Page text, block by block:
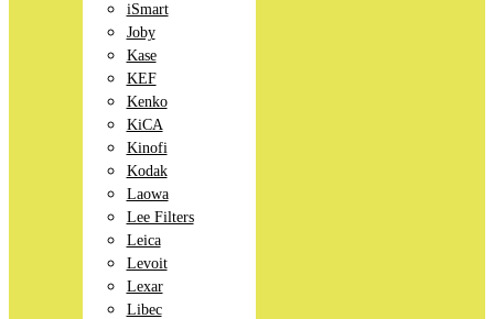
iSmart
Joby
Kase
KEF
Kenko
KiCA
Kinofi
Kodak
Laowa
Lee Filters
Leica
Levoit
Lexar
Libec